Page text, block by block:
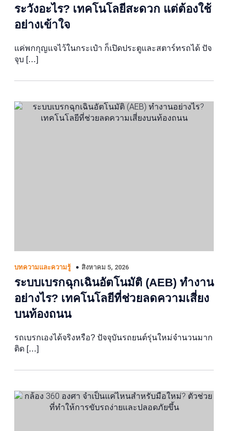
ระวังอะไร? เทคโนโลยีสะดวก แต่ต้องใช้
อย่างเข้าใจ
แค่พกกุญแจไว้ในกระเป๋า ก็เปิดประตูและสตาร์ทรถได้ ปัจ
จุบ […]
บทความและความรู้ สิงหาคม 5, 2026
ระบบเบรกฉุกเฉินอัตโนมัติ (AEB) ทำงาน
อย่างไร? เทคโนโลยีที่ช่วยลดความเสี่ยง
บนท้องถนน
รถเบรกเองได้จริงหรือ? ปัจจุบันรถยนต์รุ่นใหม่จำนวนมาก
ติด […]